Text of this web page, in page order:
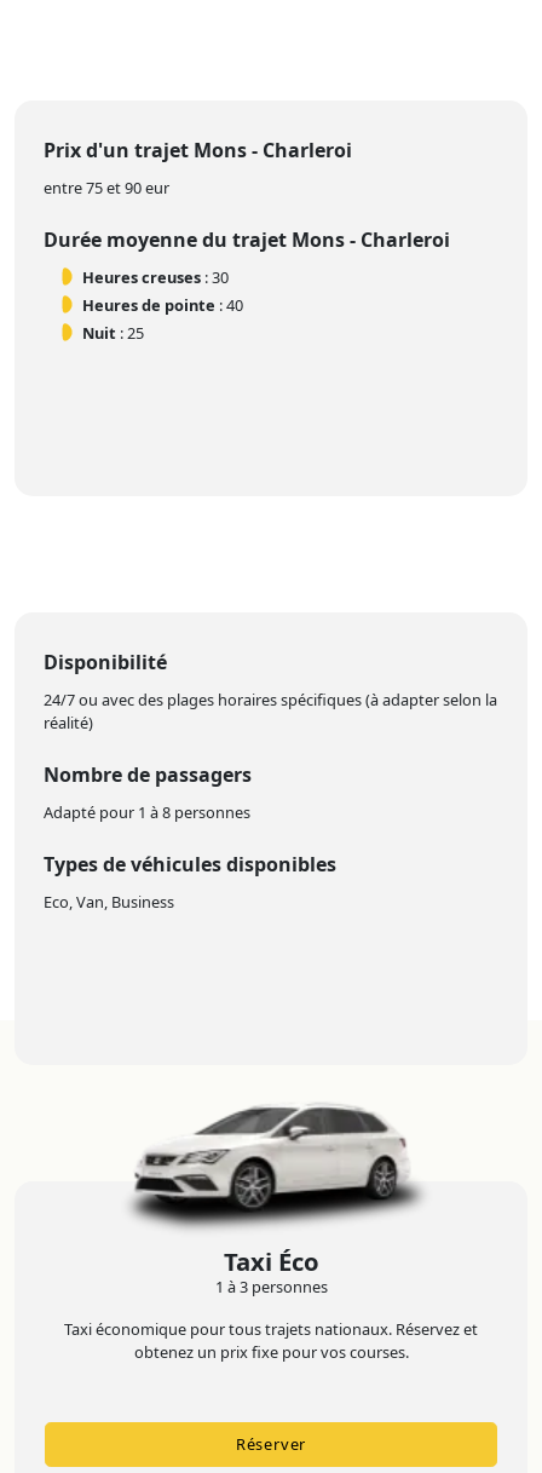
Prix d'un trajet Mons - Charleroi
entre 75 et 90 eur
Durée moyenne du trajet Mons - Charleroi
Heures creuses : 30
Heures de pointe : 40
Nuit : 25
Disponibilité
24/7 ou avec des plages horaires spécifiques (à adapter selon la
réalité)
Nombre de passagers
Adapté pour 1 à 8 personnes
Types de véhicules disponibles
Eco, Van, Business
Taxi Éco
1 à 3 personnes
Taxi économique pour tous trajets nationaux. Réservez et
obtenez un prix fixe pour vos courses.
Réserver